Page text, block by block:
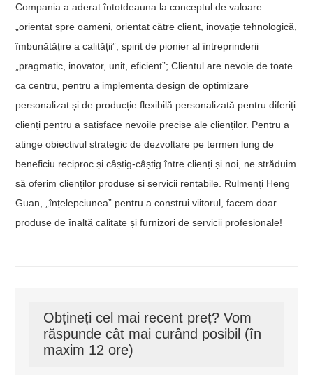
Compania a aderat întotdeauna la conceptul de valoare
„orientat spre oameni, orientat către client, inovație tehnologică,
îmbunătățire a calității”; spirit de pionier al întreprinderii
„pragmatic, inovator, unit, eficient”; Clientul are nevoie de toate
ca centru, pentru a implementa design de optimizare
personalizat și de producție flexibilă personalizată pentru diferiți
clienți pentru a satisface nevoile precise ale clienților. Pentru a
atinge obiectivul strategic de dezvoltare pe termen lung de
beneficiu reciproc și câștig-câștig între clienți și noi, ne străduim
să oferim clienților produse și servicii rentabile. Rulmenți Heng
Guan, „înțelepciunea” pentru a construi viitorul, facem doar
produse de înaltă calitate și furnizori de servicii profesionale!
Obțineți cel mai recent preț? Vom
răspunde cât mai curând posibil (în
maxim 12 ore)